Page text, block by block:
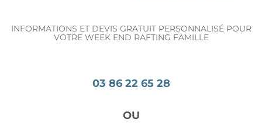
INFORMATIONS ET DEVIS GRATUIT PERSONNALISÉ POUR
VOTRE WEEK END RAFTING FAMILLE
03 86 22 65 28
OU